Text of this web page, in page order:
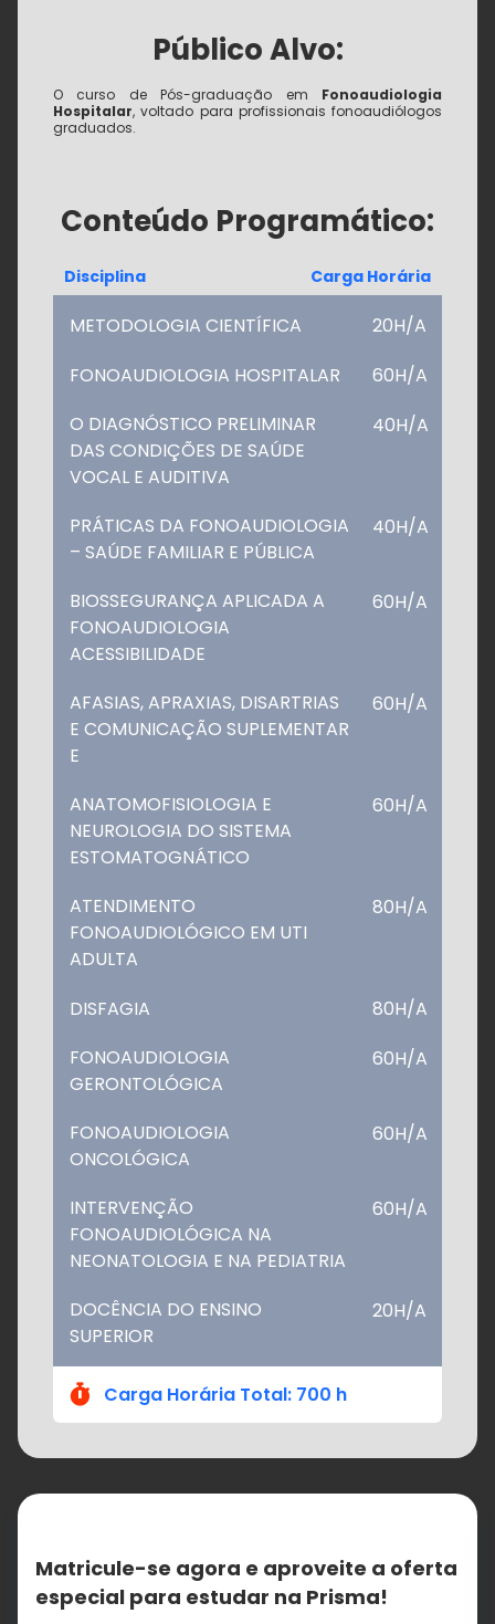
Público Alvo:
O curso de Pós-graduação em Fonoaudiologia
Hospitalar, voltado para profissionais fonoaudiólogos
graduados.
Conteúdo Programático:
Disciplina Carga Horária
METODOLOGIA CIENTÍFICA
20H/A
FONOAUDIOLOGIA HOSPITALAR
60H/A
O DIAGNÓSTICO PRELIMINAR
DAS CONDIÇÕES DE SAÚDE
VOCAL E AUDITIVA
40H/A
PRÁTICAS DA FONOAUDIOLOGIA
– SAÚDE FAMILIAR E PÚBLICA
40H/A
BIOSSEGURANÇA APLICADA A
FONOAUDIOLOGIA
ACESSIBILIDADE
60H/A
AFASIAS, APRAXIAS, DISARTRIAS
E COMUNICAÇÃO SUPLEMENTAR
E
60H/A
ANATOMOFISIOLOGIA E
NEUROLOGIA DO SISTEMA
ESTOMATOGNÁTICO
60H/A
ATENDIMENTO
FONOAUDIOLÓGICO EM UTI
ADULTA
80H/A
DISFAGIA
80H/A
FONOAUDIOLOGIA
GERONTOLÓGICA
60H/A
FONOAUDIOLOGIA
ONCOLÓGICA
60H/A
INTERVENÇÃO
FONOAUDIOLÓGICA NA
NEONATOLOGIA E NA PEDIATRIA
60H/A
DOCÊNCIA DO ENSINO
SUPERIOR
20H/A
Carga Horária Total: 700 h
Matricule-se agora e aproveite a oferta
especial para estudar na Prisma!